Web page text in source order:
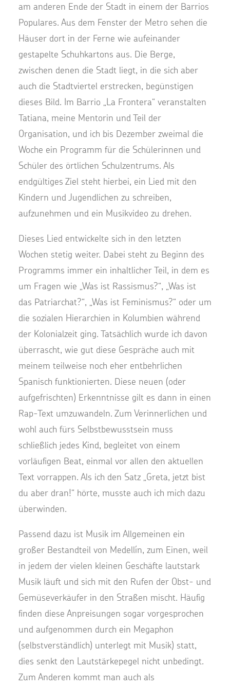
am anderen Ende der Stadt in einem der Barrios
Populares. Aus dem Fenster der Metro sehen die
Häuser dort in der Ferne wie aufeinander
gestapelte Schuhkartons aus. Die Berge,
zwischen denen die Stadt liegt, in die sich aber
auch die Stadtviertel erstrecken, begünstigen
dieses Bild. Im Barrio „La Frontera“ veranstalten
Tatiana, meine Mentorin und Teil der
Organisation, und ich bis Dezember zweimal die
Woche ein Programm für die Schülerinnen und
Schüler des örtlichen Schulzentrums. Als
endgültiges Ziel steht hierbei, ein Lied mit den
Kindern und Jugendlichen zu schreiben,
aufzunehmen und ein Musikvideo zu drehen.
Dieses Lied entwickelte sich in den letzten
Wochen stetig weiter. Dabei steht zu Beginn des
Programms immer ein inhaltlicher Teil, in dem es
um Fragen wie „Was ist Rassismus?“, „Was ist
das Patriarchat?“, „Was ist Feminismus?“ oder um
die sozialen Hierarchien in Kolumbien während
der Kolonialzeit ging. Tatsächlich wurde ich davon
überrascht, wie gut diese Gespräche auch mit
meinem teilweise noch eher entbehrlichen
Spanisch funktionierten. Diese neuen (oder
aufgefrischten) Erkenntnisse gilt es dann in einen
Rap-Text umzuwandeln. Zum Verinnerlichen und
wohl auch fürs Selbstbewusstsein muss
schließlich jedes Kind, begleitet von einem
vorläufigen Beat, einmal vor allen den aktuellen
Text vorrappen. Als ich den Satz „Greta, jetzt bist
du aber dran!“ hörte, musste auch ich mich dazu
überwinden.
Passend dazu ist Musik im Allgemeinen ein
großer Bestandteil von Medellín, zum Einen, weil
in jedem der vielen kleinen Geschäfte lautstark
Musik läuft und sich mit den Rufen der Obst- und
Gemüseverkäufer in den Straßen mischt. Häufig
finden diese Anpreisungen sogar vorgesprochen
und aufgenommen durch ein Megaphon
(selbstverständlich) unterlegt mit Musik) statt,
dies senkt den Lautstärkepegel nicht unbedingt.
Zum Anderen kommt man auch als